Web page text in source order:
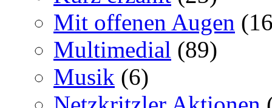
Mit offenen Augen
Multimedial (89)
Musik (6)